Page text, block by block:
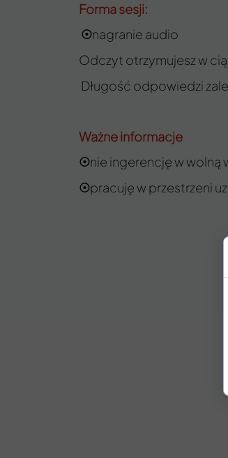
Forma sesji:
☉nagranie audio
Odczyt otrzymujesz w
Długość odpowiedzi
Ważne informacje
☉nie ingerencję w wolną
☉pracuję w przestrzeni